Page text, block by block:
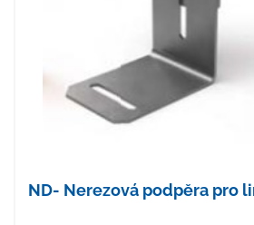
ND- Nerezová podpěra pro